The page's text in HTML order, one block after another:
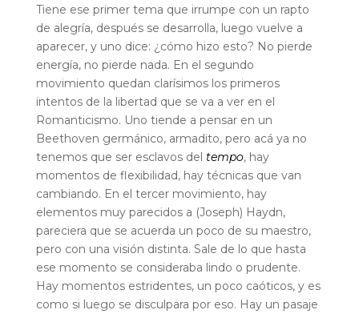
Tiene ese primer tema que irrumpe con un rapto
de alegría, después se desarrolla, luego vuelve a
aparecer, y uno dice: ¿cómo hizo esto? No pierde
energía, no pierde nada. En el segundo
movimiento quedan clarísimos los primeros
intentos de la libertad que se va a ver en el
Romanticismo. Uno tiende a pensar en un
Beethoven germánico, armadito, pero acá ya no
tenemos que ser esclavos del tempo, hay
momentos de flexibilidad, hay técnicas que van
cambiando. En el tercer movimiento, hay
elementos muy parecidos a (Joseph) Haydn,
pareciera que se acuerda un poco de su maestro,
pero con una visión distinta. Sale de lo que hasta
ese momento se consideraba lindo o prudente.
Hay momentos estridentes, un poco caóticos, y es
como si luego se disculpara por eso. Hay un pasaje